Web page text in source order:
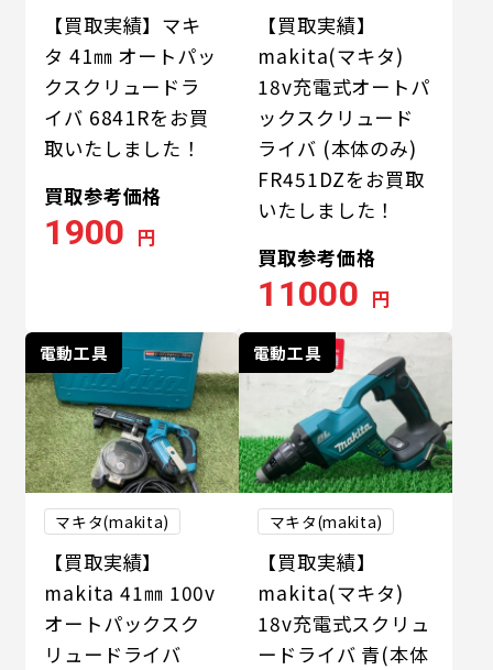
【買取実績】マキ
タ 41㎜ オートパッ
クスクリュードラ
イバ 6841Rをお買
取いたしました！
買取参考価格
1900 円
【買取実績】
makita(マキタ)
18v充電式オートパ
ックスクリュード
ライバ (本体のみ)
FR451DZをお買取
いたしました！
買取参考価格
11000 円
電動工具
マキタ(makita)
【買取実績】
makita 41㎜ 100v
オートパックスク
リュードライバ
電動工具
マキタ(makita)
【買取実績】
makita(マキタ)
18v充電式スクリュ
ードライバ 青(本体